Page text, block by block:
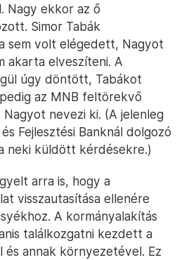
Nagy ekkor az ő
Simor Tabák
sem volt elégedett, Nagyot
akarta elveszíteni. A
úgy döntött, Tabákot
az MNB feltörekvő
nevezi ki. (A jelenleg
Fejlesztési Banknál dolgozó
neki küldött kérdésekre.)
arra is, hogy a
visszautasítása ellenére
A kormányalakítás
találkozgatni kezdett a
és annak környezetével. Ez